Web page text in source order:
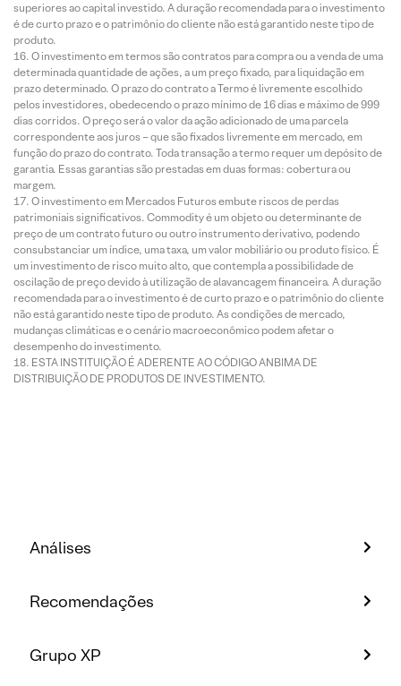
superiores ao capital investido. A duração recomendada para o investimento
é de curto prazo e o patrimônio do cliente não está garantido neste tipo de
produto.
O investimento em termos são contratos para compra ou a venda de uma
determinada quantidade de ações, a um preço fixado, para liquidação em
prazo determinado. O prazo do contrato a Termo é livremente escolhido
pelos investidores, obedecendo o prazo mínimo de 16 dias e máximo de 999
dias corridos. O preço será o valor da ação adicionado de uma parcela
correspondente aos juros – que são fixados livremente em mercado, em
função do prazo do contrato. Toda transação a termo requer um depósito de
garantia. Essas garantias são prestadas em duas formas: cobertura ou
margem.
O investimento em Mercados Futuros embute riscos de perdas
patrimoniais significativos. Commodity é um objeto ou determinante de
preço de um contrato futuro ou outro instrumento derivativo, podendo
consubstanciar um índice, uma taxa, um valor mobiliário ou produto físico. É
um investimento de risco muito alto, que contempla a possibilidade de
oscilação de preço devido à utilização de alavancagem financeira. A duração
recomendada para o investimento é de curto prazo e o patrimônio do cliente
não está garantido neste tipo de produto. As condições de mercado,
mudanças climáticas e o cenário macroeconômico podem afetar o
desempenho do investimento.
ESTA INSTITUIÇÃO É ADERENTE AO CÓDIGO ANBIMA DE
DISTRIBUIÇÃO DE PRODUTOS DE INVESTIMENTO.
Análises
Recomendações
Grupo XP